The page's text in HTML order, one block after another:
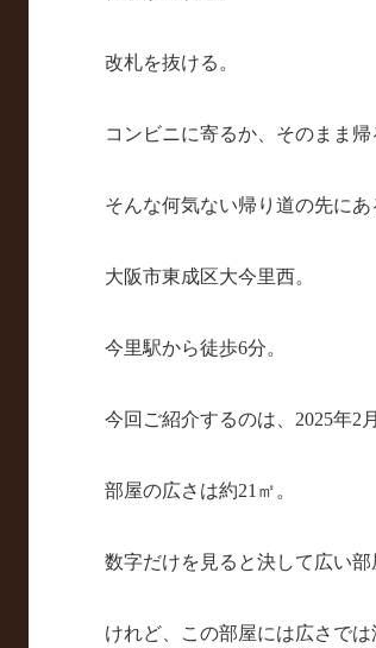
改札を抜ける。
コンビニに寄るか、そのまま帰
そんな何気ない帰り道の先に
大阪市東成区大今里西。
今里駅から徒歩6分。
今回ご紹介するのは、2025年2
部屋の広さは約21㎡。
数字だけを見ると決して広い部
けれど、この部屋には広さでは